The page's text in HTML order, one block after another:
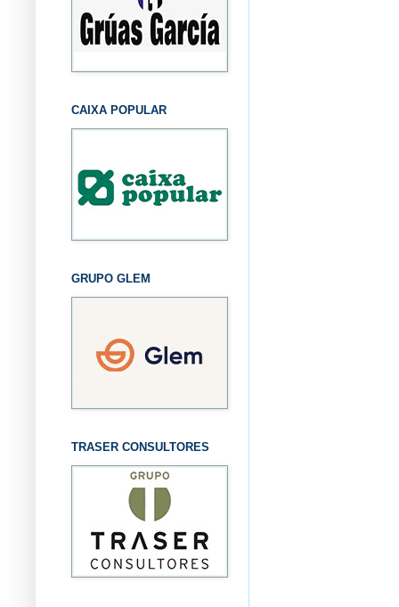
CAIXA POPULAR
GRUPO GLEM
TRASER CONSULTORES